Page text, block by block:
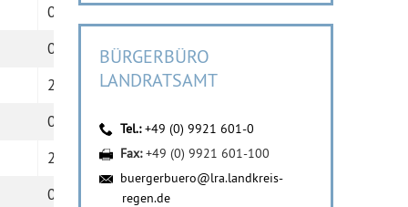
0
1962
0
1016
2
3161
0
3532
2
1622
0
BÜRGERBÜRO
LANDRATSAMT
Tel.:+49 (0) 9921 601-0
Fax:+49 (0) 9921 601-100
buergerbuero@lra.landkreis-
regen.de